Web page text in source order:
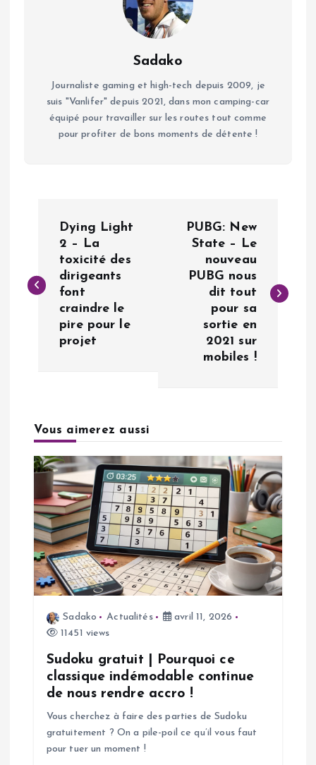
Sadako
Journaliste gaming et high-tech depuis 2009, je
suis "Vanlifer" depuis 2021, dans mon camping-car
équipé pour travailler sur les routes tout comme
pour profiter de bons moments de détente !
v
t
o
n
d
e
Dying Light
2 – La
toxicité des
dirigeants
font
craindre le
pire pour le
projet
PUBG: New
State – Le
nouveau
PUBG nous
dit tout
pour sa
sortie en
2021 sur
mobiles !
Vous aimerez aussi
Sadako Actualités
avril 11, 2026
11451 views
Sudoku gratuit | Pourquoi ce
classique indémodable continue
de nous rendre accro !
Vous cherchez à faire des parties de Sudoku
gratuitement ? On a pile-poil ce qu’il vous faut
pour tuer un moment !